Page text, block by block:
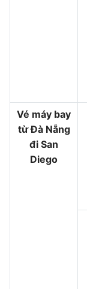
Vé máy bay
từ Đà Nẵng
đi San
Diego